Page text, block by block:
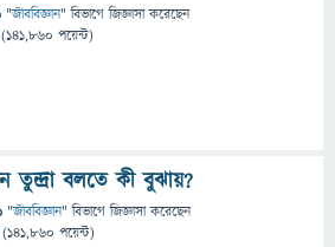
"জীববিজ্ঞান" বিভাগে জিজ্ঞাসাকরেছেন
(141,860 পয়েন্ট)
তুন্দ্রা বলতে কী বুঝায়?
"জীববিজ্ঞান" বিভাগে জিজ্ঞাসাকরেছেন
(141,860 পয়েন্ট)